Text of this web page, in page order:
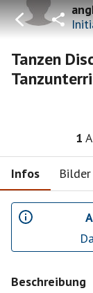
Tanzen
1
Infos Bilder
Beschreibung